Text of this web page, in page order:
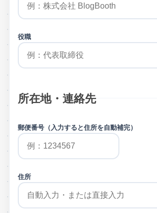
役職
所在地・連絡先
郵便番号（入力すると住所を自動補完）
住所